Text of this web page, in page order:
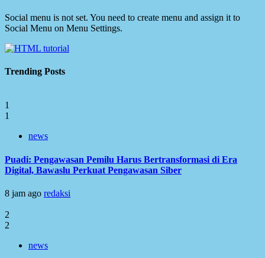
Social menu is not set. You need to create menu and assign it to
Social Menu on Menu Settings.
Trending Posts
1
1
news
Puadi: Pengawasan Pemilu Harus Bertransformasi di Era
Digital, Bawaslu Perkuat Pengawasan Siber
8 jam ago redaksi
2
2
news